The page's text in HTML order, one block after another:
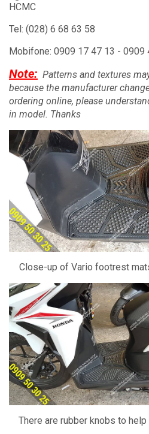
HCMC
Tel: (028) 6 68 63 58
Mobifone: 0909 17 47 13 - 0909
Note: Patterns and textures
because the manufacturer
ordering online, please
in model. Thanks
Close-up of Vario footrest
There are rubber knobs to